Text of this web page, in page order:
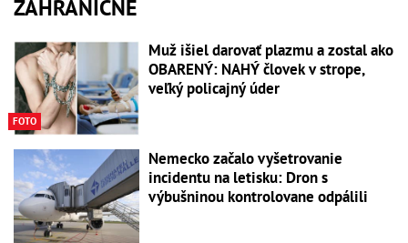
ZAHRANIČNÉ
FOTO
Muž išiel darovať plazmu a zostal ako
OBARENÝ: NAHÝ človek v strope,
veľký policajný úder
Nemecko začalo vyšetrovanie
incidentu na letisku: Dron s
výbušninou kontrolovane odpálili